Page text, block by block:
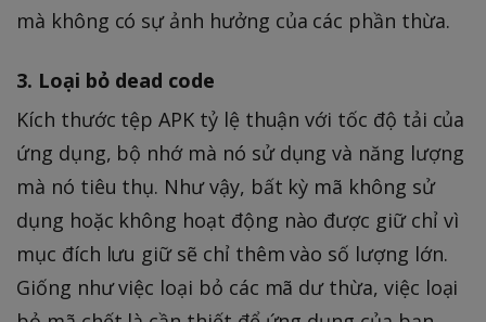
mà không có sự ảnh hưởng của các phần thừa.
3. Loại bỏ dead code
Kích thước tệp APK tỷ lệ thuận với tốc độ tải của
ứng dụng, bộ nhớ mà nó sử dụng và năng lượng
mà nó tiêu thụ. Như vậy, bất kỳ mã không sử
dụng hoặc không hoạt động nào được giữ chỉ vì
mục đích lưu giữ sẽ chỉ thêm vào số lượng lớn.
Giống như việc loại bỏ các mã dư thừa, việc loại